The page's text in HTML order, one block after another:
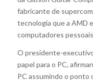
fabricante de
tecnologia que a AMD
computadores
O presidente-
papel para o PC,
PC assumindo o ponto